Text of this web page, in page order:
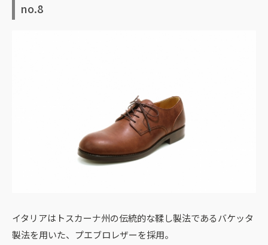
no.8
イタリアはトスカーナ州の伝統的な鞣し製法であるバケッタ
製法を用いた、プエブロレザーを採用。